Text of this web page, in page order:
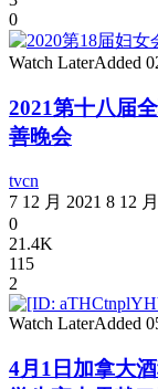
0
Watch LaterAdded
2021第十八届
善晚会
tvcn
7 12 月 2021 8 12
0
21.4K
115
2
Watch LaterAdded
4月1日加拿大